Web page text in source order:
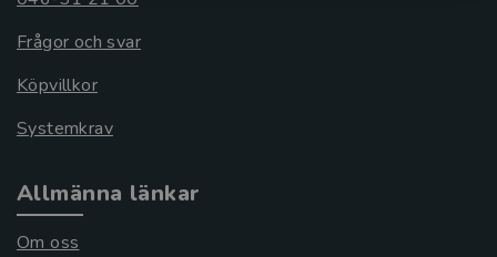
Frågor och svar
Köpvillkor
Systemkrav
Allmänna länkar
Om oss